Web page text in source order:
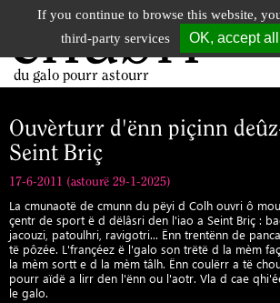
chubri
du galo pourr astourr
Ouvèrturr d'ënn piçinn
Seint Briç
17-6-2011 (astourë 29-1-2025)
La cmunaotë de cmunn du pëyi d Colh ouvri ô
çentr de sport ë d dëlâsri den l'iao a Seint Briç :
jacouzi, patoulhri, ravigotri... Ënn trentënn de
të pôzée. L'françéez ë l'galo son trëtë d la mèm
la mèm sortt e d la mèm tâlh. Ënn coulërr a të
pourr aïdë a lirr den l'ënn ou l'aotr. Vla d cae
le galo.
If you continue to browse this website,
third-party services
OK, accept all